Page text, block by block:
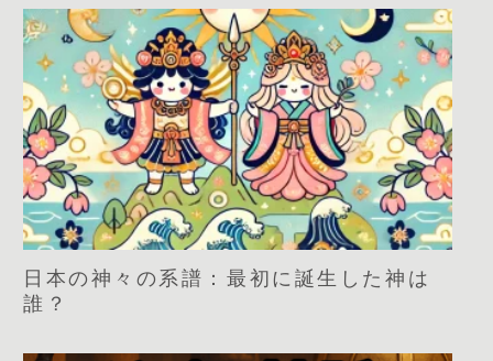
日本の神々の系譜：最初に誕生した神は
誰？